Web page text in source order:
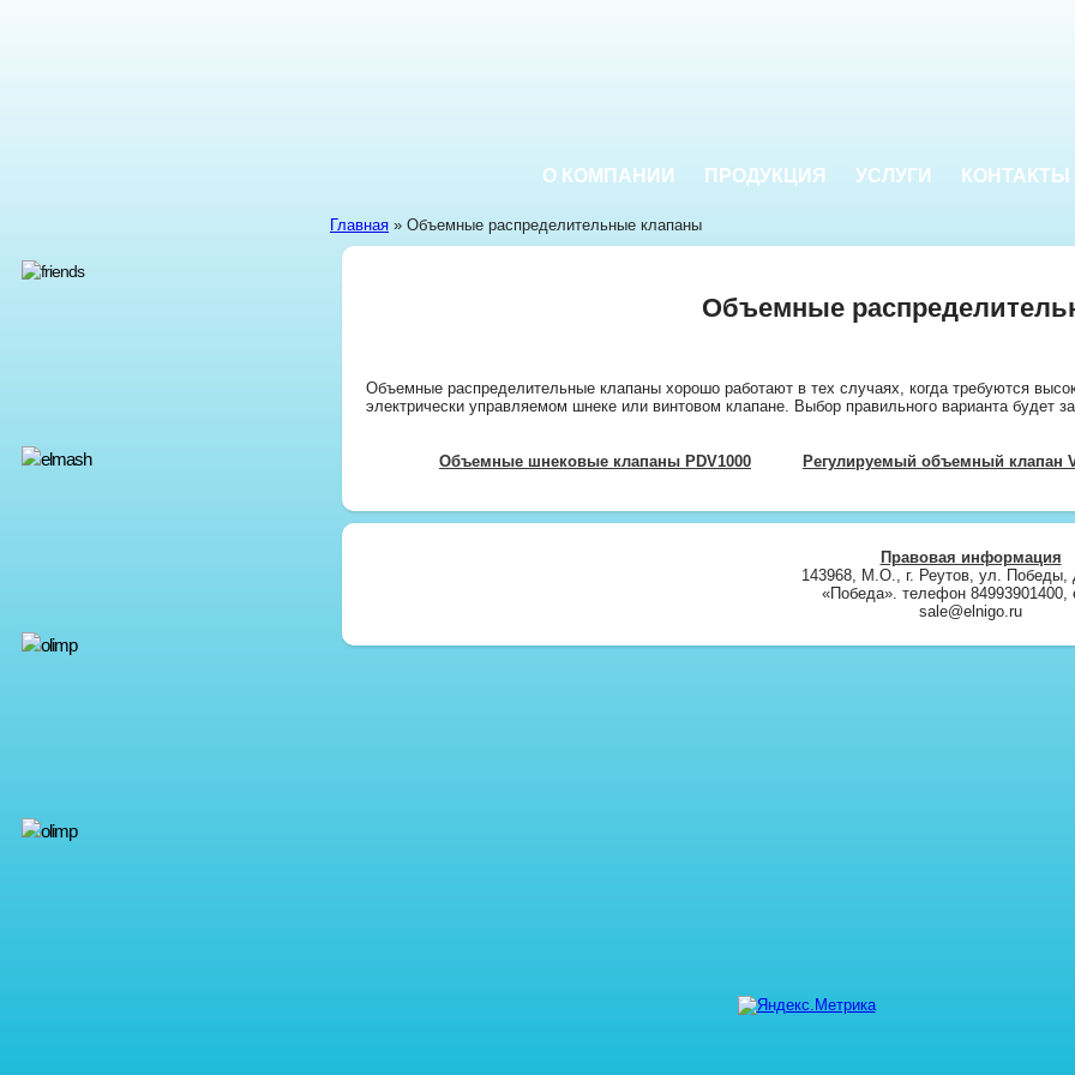
О КОМПАНИИ ПРОДУКЦИЯ УСЛУГИ КОНТАКТЫ
Главная » Объемные распределительные клапаны
Объемные
Объемные распределительные клапаны хорошо работают в тех случаях, когда требуются
электрически управляемом шнеке или винтовом клапане. Выбор правильного варианта будет
Объемные шнековые клапаны PDV1000 Регулируемый объемный клапан
Правовая информация
143968, М.О., г. Реутов, ул.
«Победа». телефон 84993901400,
sale@elnigo.ru